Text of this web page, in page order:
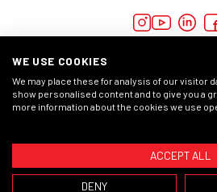
بيان الخصوصيةالشروط العامة
WE USE COOKIES
We may place these for analysis of our visitor
show personalised content and to give you a
more information about the cookies we use
ACCEPT ALL
DENY